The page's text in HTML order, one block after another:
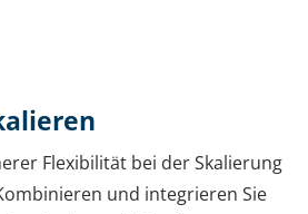
Flexibilität bei der Skalierung
und integrieren Sie